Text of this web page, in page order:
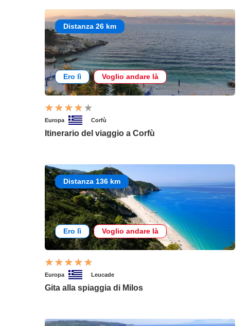
Distanza 26 km
Ero lì Voglio andare là
Europa Corfù
Itinerario del viaggio a Corfù
Distanza 136 km
Ero lì Voglio andare là
Europa Leucade
Gita alla spiaggia di Milos